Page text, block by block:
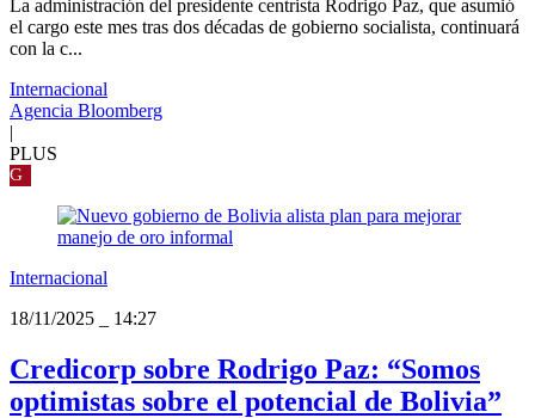
La administración del presidente centrista Rodrigo Paz, que asumió
el cargo este mes tras dos décadas de gobierno socialista, continuará
con la c...
Internacional
Agencia Bloomberg
|
PLUS
G
Internacional
18/11/2025
14:27
Credicorp sobre Rodrigo Paz: “Somos
optimistas sobre el potencial de Bolivia”